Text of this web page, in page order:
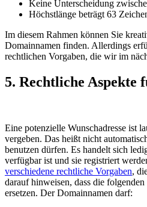
Keine Unterscheidung
Höchstlänge beträgt 63
Im diesem Rahmen können Sie
Domainnamen finden. Allerdings
rechtlichen Vorgaben, die wir im
5. Rechtliche Aspekte
Eine potenzielle Wunschadresse ist
vergeben. Das heißt nicht
benutzen dürfen. Es handelt sich
verfügbar ist und sie registriert
verschiedene rechtliche Vorgaben,
darauf hinweisen, dass die
ersetzen. Der Domainnamen darf: